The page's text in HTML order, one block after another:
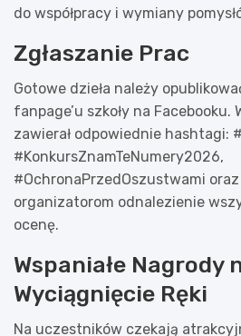
do współpracy i wymiany
Zgłaszanie Prac
Gotowe dzieła należy
fanpage’u szkoły na Facebooku.
zawierał odpowiednie hashtagi:
#KonkursZnamTeNumery2026,
#OchronaPrzedOszustwami
organizatorom odnalezienie
ocenę.
Wspaniałe Nagrody
Wyciągnięcie Ręki
Na uczestników czekają